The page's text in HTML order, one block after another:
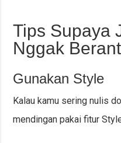
Tips Supaya
Nggak
Gunakan Style
Kalau kamu sering nulis
mendingan pakai fitur